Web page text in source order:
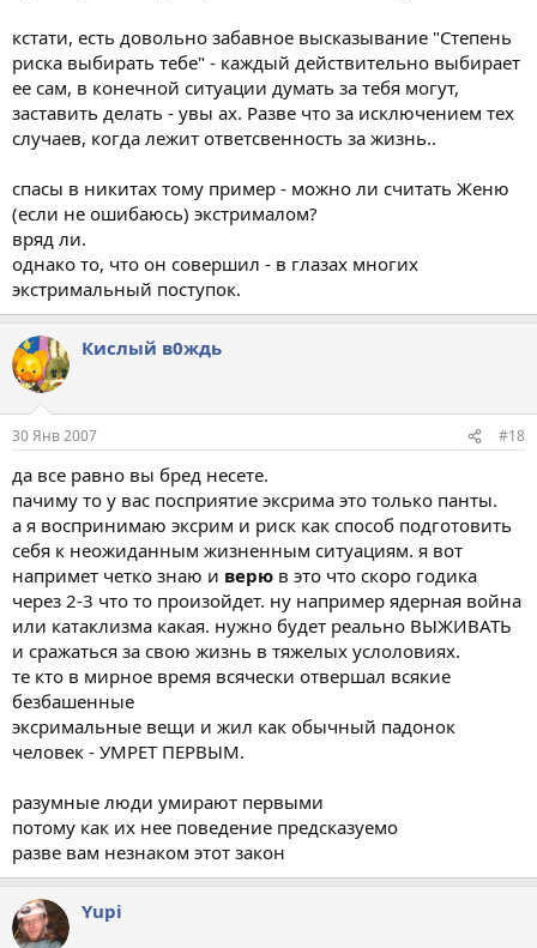
кстати, есть довольно забавное высказывание "Степень
риска выбирать тебе" - каждый действительно выбирает
ее сам, в конечной ситуации думать за тебя могут,
заставить делать - увы ах. Разве что за исключением тех
случаев, когда лежит ответсвенность за жизнь..
спасы в никитах тому пример - можно ли считать Женю
(если не ошибаюсь) экстрималом?
вряд ли.
однако то, что он совершил - в глазах многих
экстримальный поступок.
Кислый в0ждь
30 Янв 2007 #18
да все равно вы бред несете.
пачиму то у вас посприятие эксрима это только панты.
а я воспринимаю эксрим и риск как способ подготовить
себя к неожиданным жизненным ситуациям. я вот
напримет четко знаю и верю в это что скоро годика
через 2-3 что то произойдет. ну например ядерная война
или катаклизма какая. нужно будет реально ВЫЖИВАТЬ
и сражаться за свою жизнь в тяжелых услоловиях.
те кто в мирное время всячески отвершал всякие
безбашенные
эксримальные вещи и жил как обычный падонок
человек - УМРЕТ ПЕРВЫМ.
разумные люди умирают первыми
потому как их нее поведение предсказуемо
разве вам незнаком этот закон
Yupi